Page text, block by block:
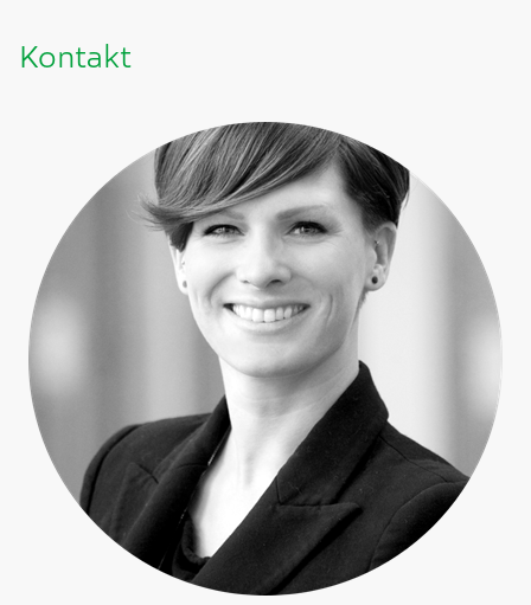
Kontakt